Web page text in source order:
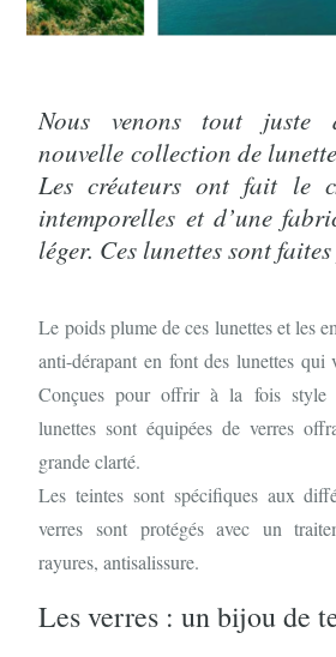
Nous venons tout juste
nouvelle collection de
Les créateurs ont fait le
intemporelles et d’une
léger. Ces lunettes sont
Le poids plume de ces lunettes et les
anti-dérapant en font des lunettes qui
Conçues pour offrir à la fois style
lunettes sont équipées de verres
grande clarté.
Les teintes sont spécifiques aux
verres sont protégés avec un
rayures, antisalissure.
Les verres : un bijou de